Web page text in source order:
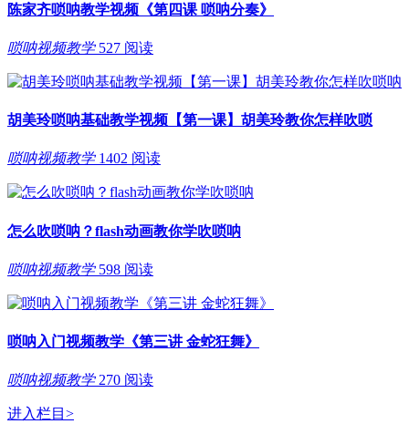
陈家齐唢呐教学视频《第四课 唢呐分奏》
唢呐视频教学 527 阅读
胡美玲唢呐基础教学视频【第一课】胡美玲教你怎样吹唢
唢呐视频教学 1402 阅读
怎么吹唢呐？flash动画教你学吹唢呐
唢呐视频教学 598 阅读
唢呐入门视频教学《第三讲 金蛇狂舞》
唢呐视频教学 270 阅读
进入栏目 >